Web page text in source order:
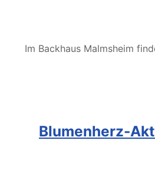
Im Backhaus Malmsheim
Blumenherz-